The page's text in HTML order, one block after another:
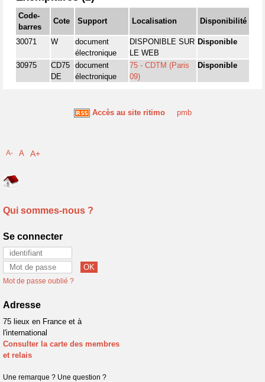
Code-
barres
Cote Support Localisation Disponibilité
30071 W
document
électronique
DISPONIBLE SUR
LE WEB
Disponible
30975
CD75
DE
document
électronique
75 - CDTM (Paris
09)
Disponible
Accès au site ritimo pmb
A- A A+
Qui sommes-nous ?
Se connecter
Mot de passe oublié ?
Adresse
75 lieux en France et à
l'international
Consulter la carte des membres
et relais
Une remarque ? Une question ?